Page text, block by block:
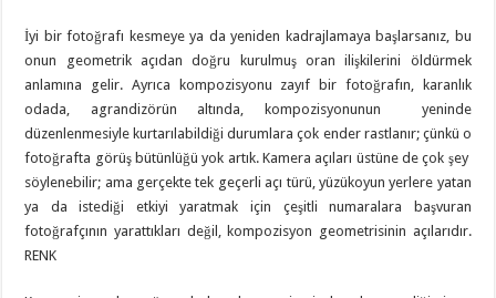
İyi bir fotoğrafı kesmeye ya da yeniden kadrajlamaya başlarsanız, bu
onun geometrik açıdan doğru kurulmuş oran ilişkilerini öldürmek
anlamına gelir. Ayrıca kompozisyonu zayıf bir fotoğrafın, karanlık
odada, agrandizörün altında, kompozisyonunun yeninde
düzenlenmesiyle kurtarılabildiği durumlara çok ender rastlanır; çünkü o
fotoğrafta görüş bütünlüğü yok artık. Kamera açıları üstüne de çok şey
söylenebilir; ama gerçekte tek geçerli açı türü, yüzükoyun yerlere yatan
ya da istediği etkiyi yaratmak için çeşitli numaralara başvuran
fotoğrafçının yarattıkları değil, kompozisyon geometrisinin açılarıdır.
RENK